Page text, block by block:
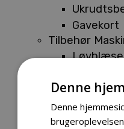
Gavekort
Tilbehør
Tilbehør
Tilbehør
Tilbehør
Denne
Denne